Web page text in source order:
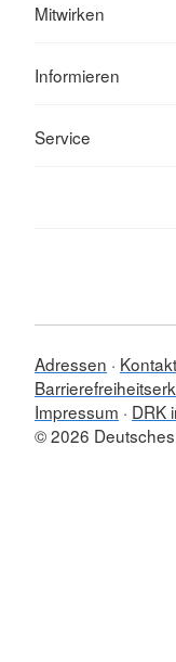
Mitwirken
Informieren
Service
Adressen Kontakt
Impressum
DRK
© 2026